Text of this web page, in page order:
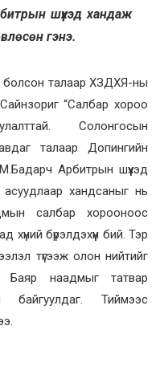
шүүхэд хандаж
гэнэ.
болсон талаар ХЗДХЯ-ны
“Салбар хороо
Солонгосын
талаар Допингийн
Арбитрын шүүхэд
хандсаныг нь
салбар хорооноос
бүрэлдэхүүн бий. Тэр
түгээж олон нийтийг
Баяр наадмыг татвар
Тиймээс